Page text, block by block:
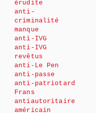
érudite
anti-
criminalité
manque
anti-IVG
anti-IVG
revêtus
anti-Le Pen
anti-passe
anti-patriotard
Frans
antiautoritaire
américain